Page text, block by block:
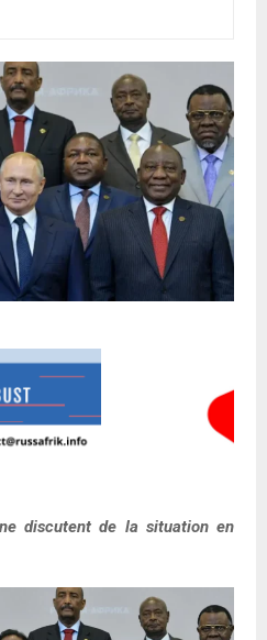
discutent de la situation en